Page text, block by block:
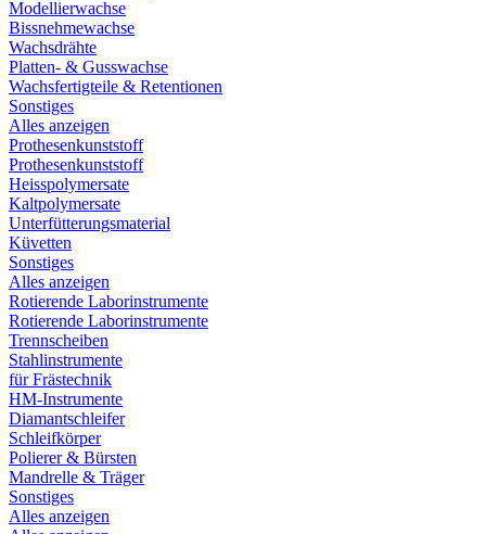
Modellierwachse
Bissnehmewachse
Wachsdrähte
Platten- & Gusswachse
Wachsfertigteile & Retentionen
Sonstiges
Alles anzeigen
Prothesenkunststoff
Prothesenkunststoff
Heisspolymersate
Kaltpolymersate
Unterfütterungsmaterial
Küvetten
Sonstiges
Alles anzeigen
Rotierende Laborinstrumente
Rotierende Laborinstrumente
Trennscheiben
Stahlinstrumente
für Frästechnik
HM-Instrumente
Diamantschleifer
Schleifkörper
Polierer & Bürsten
Mandrelle & Träger
Sonstiges
Alles anzeigen